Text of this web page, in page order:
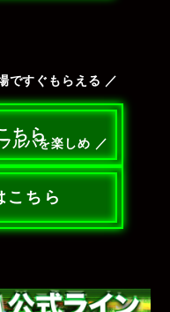
ですぐもらえる ／
ちら
ルパを楽しめ ／
こちら